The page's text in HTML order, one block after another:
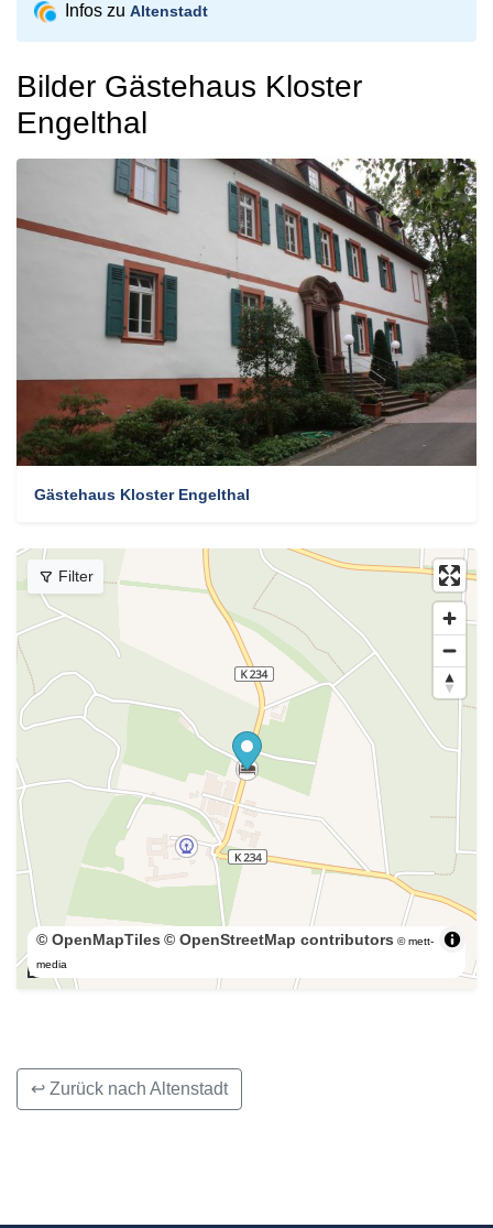
Infos zu Altenstadt
Bilder Gästehaus Kloster
Engelthal
Gästehaus Kloster Engelthal
300 m
© OpenMapTiles © OpenStreetMap contributors © mett-
media
Filter
↩ Zurück nach Altenstadt